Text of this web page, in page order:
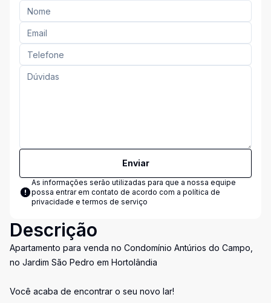
Enviar
As informações serão utilizadas para que a nossa equipe
possa entrar em contato de acordo com a política de
privacidade e termos de serviço
Descrição
Apartamento para venda no Condomínio Antúrios do Campo,
no Jardim São Pedro em Hortolândia
Você acaba de encontrar o seu novo lar!